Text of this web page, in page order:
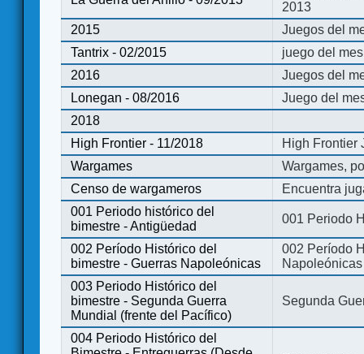
2013
2015
Juegos del
Tantrix - 02/2015
juego del
2016
Juegos del
Lonegan - 08/2016
Juego del
2018
High Frontier - 11/2018
High Frontier
Wargames
Wargames,
Censo de wargameros
Encuentra
001 Periodo histórico del
bimestre - Antigüedad
001 Periodo
002 Período Histórico del
bimestre - Guerras Napoleónicas
002 Período
Napoleónicas
003 Periodo Histórico del
bimestre - Segunda Guerra
Mundial (frente del Pacífico)
Segunda
004 Periodo Histórico del